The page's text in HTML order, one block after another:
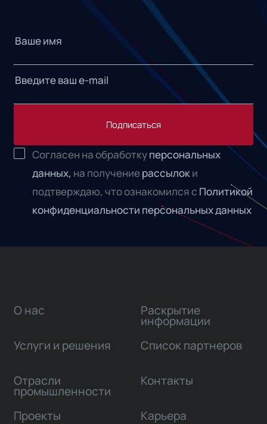
Подписаться
Согласен на обработкуперсональных
данных, на получениерассылок и
подтверждаю, что ознакомился с Политикой
конфиденциальности персональных данных
О нас
Услуги и решения
Отрасли
промышленности
Проекты
Раскрытие
информации
Список партнеров
Контакты
Карьера